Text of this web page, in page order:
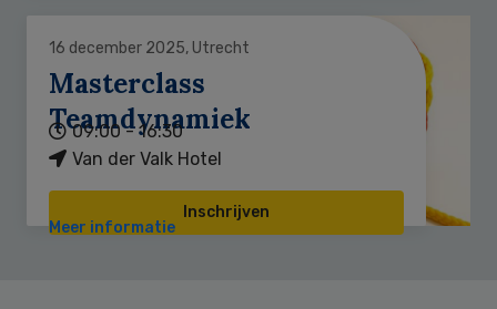
16 december 2025, Utrecht
Masterclass
Teamdynamiek
09:00 - 16:30
Van der Valk Hotel
Inschrijven
Meer informatie